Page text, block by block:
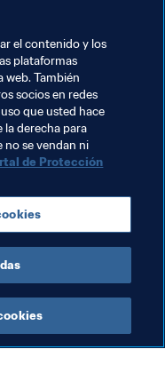
en los
llevará a
máximo, seis meses
miembros o tan
el contenido y los
plataformas
web. También
socios en redes
que usted hace
la derecha para
no se vendan ni
de Protección